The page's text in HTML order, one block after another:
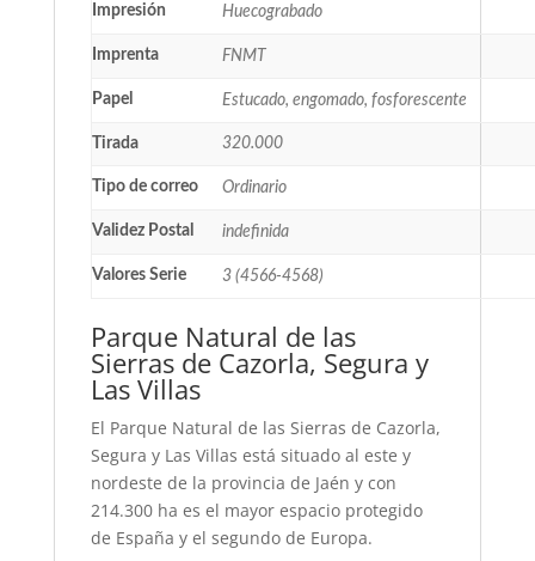
Impresión Huecograbado
Imprenta FNMT
Papel Estucado, engomado, fosforescente
Tirada 320.000
Tipo de correo Ordinario
Validez Postal indefinida
Valores Serie 3 (4566-4568)
Parque Natural de las
Sierras de Cazorla, Segura y
Las Villas
El Parque Natural de las Sierras de Cazorla,
Segura y Las Villas está situado al este y
nordeste de la provincia de Jaén y con
214.300 ha es el mayor espacio protegido
de España y el segundo de Europa.